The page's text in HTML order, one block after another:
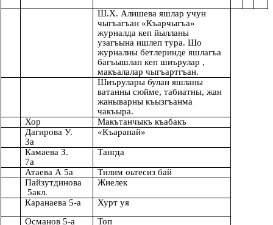
Ш.Х. Алишева яшлар учун
чыгъагъан «Къарчыгъа»
журналда кеп йылланы
узагъына ишлеп тура. Шо
журналны бетлеринде яшлагъа
багъышлап кеп шиърулар ,
макъалалар чыгъартгъан.
Шиърулары булан яшланы
ватанны сюйме, табиатны, жан
жаныварны къызгъанма
чакъыра.
Хор
Макътанчыкъ къабакъ
Дагирова У.
3а
«Къарапай»
Камаева З.
7а
Тангда
Атаева А 5а
Тилим оьтесиз бай
Пайзутдинова
5акл.
Жиелек
Каранаева 5-а
Хурт уя
Османов 5-а
Топ